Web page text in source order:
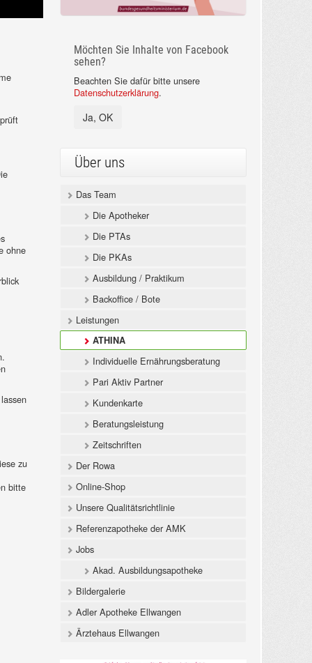
ohne
zu
bitte
Möchten Sie Inhalte von Facebook
sehen?
Beachten Sie dafür bitte unsere
Datenschutzerklärung.
Ja, OK
Über uns
Das Team
Die Apotheker
Die PTAs
Die PKAs
Ausbildung / Praktikum
Backoffice / Bote
Leistungen
ATHINA
Individuelle Ernährungsberatung
Pari Aktiv Partner
Kundenkarte
Beratungsleistung
Zeitschriften
Der Rowa
Online-Shop
Unsere Qualitätsrichtlinie
Referenzapotheke der AMK
Jobs
Akad. Ausbildungsapotheke
Bildergalerie
Adler Apotheke Ellwangen
Ärztehaus Ellwangen